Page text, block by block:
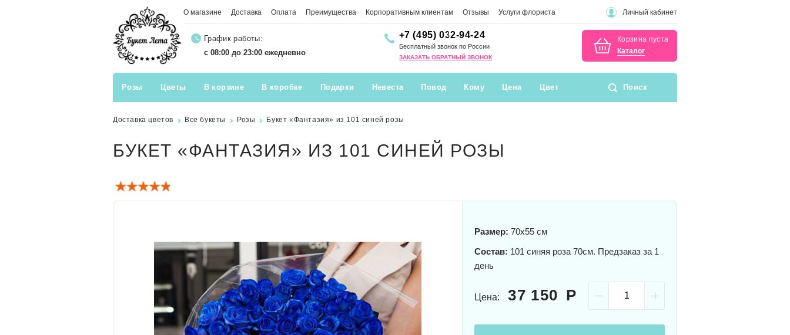
О магазине Доставка Оплата Преимущества Корпоративным клиентам Отзывы Услуги флориста Личный кабинет
График работы:
с 08:00 до 23:00 ежедневно
+7 (495) 032-94-24
Бесплатный звонок по России
ЗАКАЗАТЬ ОБРАТНЫЙ ЗВОНОК
Корзина пуста
Каталог
Розы Цветы В корзине В коробке Подарки Невеста Повод Кому Цена Цвет Поиск
Доставка цветов Все букеты Розы Букет «Фантазия» из 101 синей розы
БУКЕТ «ФАНТАЗИЯ» ИЗ 101 СИНЕЙ РОЗЫ
Размер: 70x55 см
Состав: 101 синяя роза 70см. Предзаказ за 1
день
Цена: 37 150